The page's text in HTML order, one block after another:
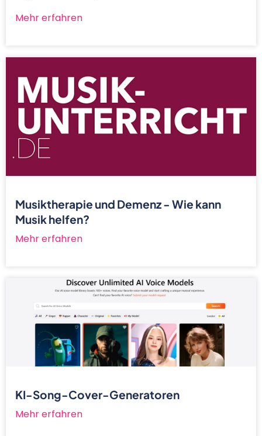
Mehr erfahren
Musiktherapie und Demenz - Wie kann
Musik helfen?
Mehr erfahren
KI-Song-Cover-Generatoren
Mehr erfahren